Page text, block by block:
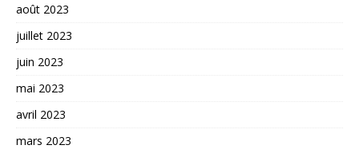
août 2023
juillet 2023
juin 2023
mai 2023
avril 2023
mars 2023